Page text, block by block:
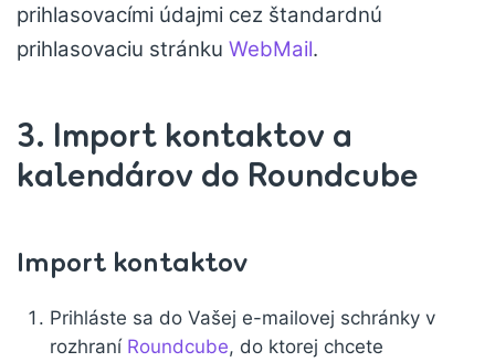
prihlasovacími údajmi cez štandardnú
prihlasovaciu stránku WebMail.
3. Import kontaktov a
kalendárov do Roundcube
Import kontaktov
Prihláste sa do Vašej e-mailovej schránky v
rozhraní Roundcube, do ktorej chcete